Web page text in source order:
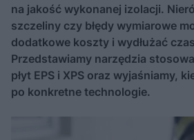
na jakość wykonanej izolacji.
szczeliny czy błędy wymiarowe
dodatkowe koszty i wydłużać
Przedstawiamy narzędzia
płyt EPS i XPS oraz wyjaśniamy,
po konkretne technologie.